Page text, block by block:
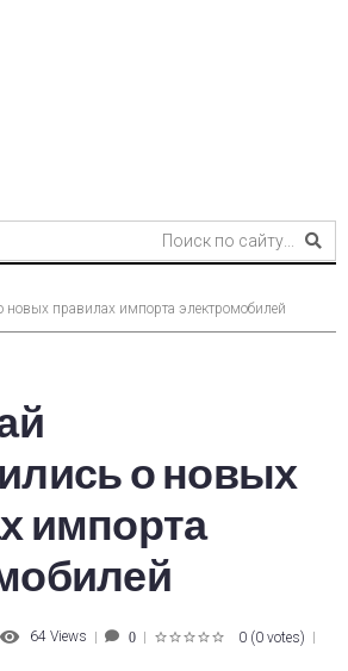
новых правилах импорта электромобилей
о новых
импорта
64 Views 0 0 (0 votes)